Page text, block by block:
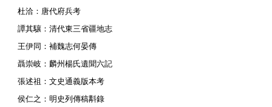
杜洽：唐代府兵考
譚其驤：清代東三省疆地志
王伊同：補魏志何晏傳
聶崇岐：麟州楊氏遺聞六記
張述祖：文史通義版本考
侯仁之：明史列傳稿斠錄